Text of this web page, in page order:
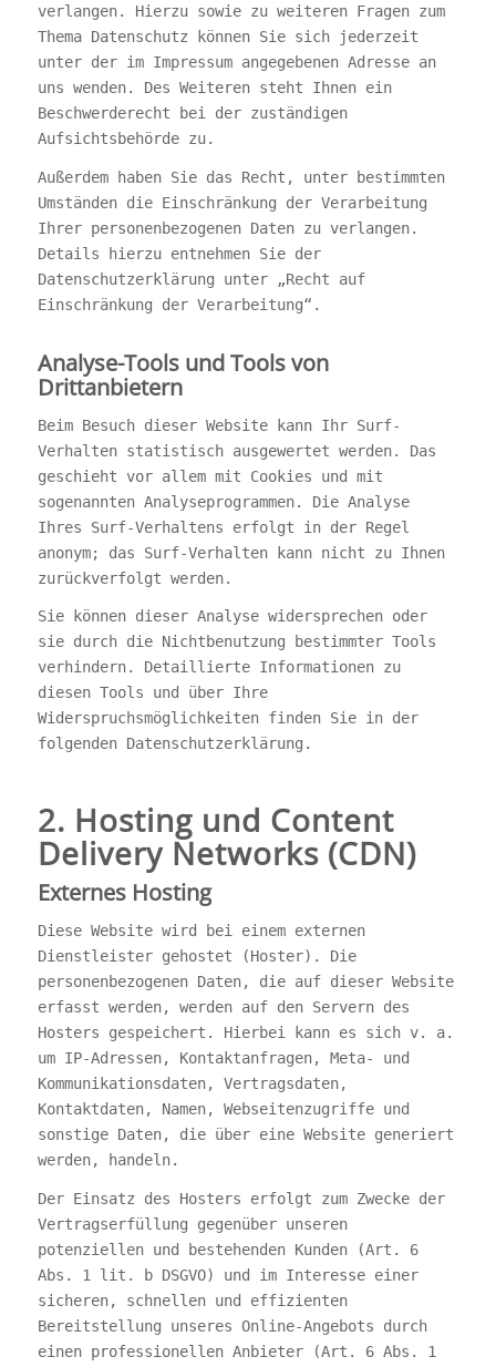
verlangen. Hierzu sowie zu weiteren Fragen zum
Thema Datenschutz können Sie sich jederzeit
unter der im Impressum angegebenen Adresse an
uns wenden. Des Weiteren steht Ihnen ein
Beschwerderecht bei der zuständigen
Aufsichtsbehörde zu.
Außerdem haben Sie das Recht, unter bestimmten
Umständen die Einschränkung der Verarbeitung
Ihrer personenbezogenen Daten zu verlangen.
Details hierzu entnehmen Sie der
Datenschutzerklärung unter „Recht auf
Einschränkung der Verarbeitung“.
Analyse-Tools und Tools von
Drittanbietern
Beim Besuch dieser Website kann Ihr Surf-
Verhalten statistisch ausgewertet werden. Das
geschieht vor allem mit Cookies und mit
sogenannten Analyseprogrammen. Die Analyse
Ihres Surf-Verhaltens erfolgt in der Regel
anonym; das Surf-Verhalten kann nicht zu Ihnen
zurückverfolgt werden.
Sie können dieser Analyse widersprechen oder
sie durch die Nichtbenutzung bestimmter Tools
verhindern. Detaillierte Informationen zu
diesen Tools und über Ihre
Widerspruchsmöglichkeiten finden Sie in der
folgenden Datenschutzerklärung.
2. Hosting und Content
Delivery Networks (CDN)
Externes Hosting
Diese Website wird bei einem externen
Dienstleister gehostet (Hoster). Die
personenbezogenen Daten, die auf dieser Website
erfasst werden, werden auf den Servern des
Hosters gespeichert. Hierbei kann es sich v. a.
um IP-Adressen, Kontaktanfragen, Meta- und
Kommunikationsdaten, Vertragsdaten,
Kontaktdaten, Namen, Webseitenzugriffe und
sonstige Daten, die über eine Website generiert
werden, handeln.
Der Einsatz des Hosters erfolgt zum Zwecke der
Vertragserfüllung gegenüber unseren
potenziellen und bestehenden Kunden (Art. 6
Abs. 1 lit. b DSGVO) und im Interesse einer
sicheren, schnellen und effizienten
Bereitstellung unseres Online-Angebots durch
einen professionellen Anbieter (Art. 6 Abs. 1